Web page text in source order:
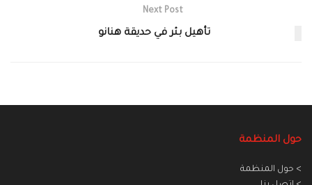
Next Post
‏تأهيل بئر في حديقة هنانو‏
حول المنظمة
> حول المنظمة